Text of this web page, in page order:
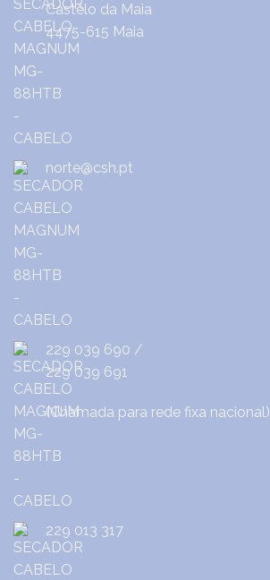
Castêlo da Maia
4475-615 Maia
norte@csh.pt
229 039 690 /
229 039 691
(Chamada para rede fixa nacional)
229 013 317